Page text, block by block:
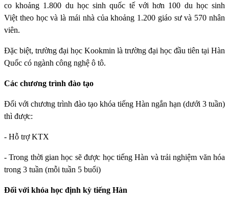
co khoảng 1.800 du học sinh quốc tế với hơn 100 du học sinh
Việt theo học và là mái nhà của khoảng 1.200 giáo sư và 570 nhân
viên.
Đặc biệt, trường đại học Kookmin là trường đại học đầu tiên tại Hàn
Quốc có ngành công nghệ ô tô.
Các chương trình đào tạo
Đối với chương trình đào tạo khóa tiếng Hàn ngắn hạn (dưới 3 tuần)
thì được:
- Hỗ trợ KTX
- Trong thời gian học sẽ được học tiếng Hàn và trải nghiệm văn hóa
trong 3 tuần (mỗi tuần 5 buổi)
Đối với khóa học định kỳ tiếng Hàn